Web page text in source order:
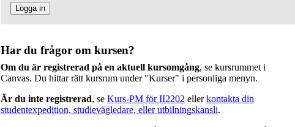
Logga in
Har du frågor om kursen?
Om du är registrerad på en aktuell kursomgång, se kursrummet i
Canvas. Du hittar rätt kursrum under "Kurser" i personliga menyn.
Är du inte registrerad, se Kurs-PM för II2202 ellerkontakta din
studentexpedition, studievägledare, eller utbilningskansli.